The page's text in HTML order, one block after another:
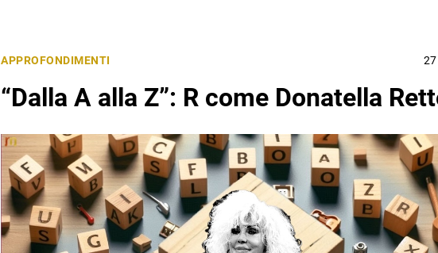
APPROFONDIMENTI
“Dalla A alla Z”: R come Donatella